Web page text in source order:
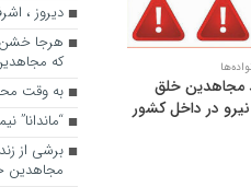
مجاهدین خلق
در داخل کشور
ديروز ،
که
به وقت
“ماندانا”
برشی از
مجاهدین